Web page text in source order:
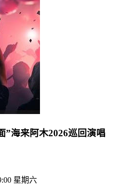
”海来阿木2026巡回演唱
星期六